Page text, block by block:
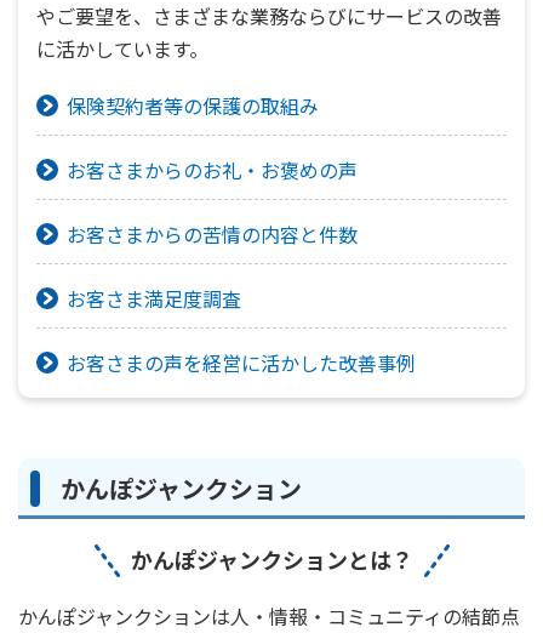
やご要望を、さまざまな業務ならびにサービスの改善
に活かしています。
保険契約者等の保護の取組み
お客さまからのお礼・お褒めの声
お客さまからの苦情の内容と件数
お客さま満足度調査
お客さまの声を経営に活かした改善事例
かんぽジャンクション
かんぽジャンクションとは？
かんぽジャンクションは人・情報・コミュニティの結節点